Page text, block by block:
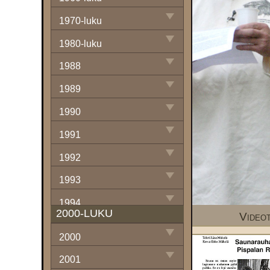
1970-luku
1980-luku
1988
1989
1990
1991
1992
1993
1994
1995
1996
2000-LUKU
2000
2001